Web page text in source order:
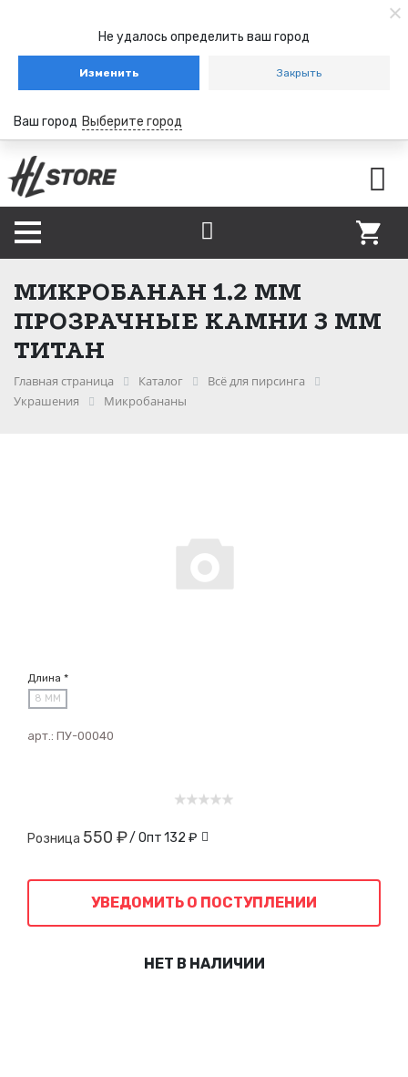
Не удалось определить ваш город
Изменить Закрыть
Ваш город Выберите город
МИКРОБАНАН 1.2 ММ
ПРОЗРАЧНЫЕ КАМНИ 3 ММ
ТИТАН
Главная страница Каталог
Всё для пирсинга
Украшения
Микробананы
Длина *
8 ММ
арт.: ПУ-00040
Розница 550 ₽/ Опт132 ₽
УВЕДОМИТЬ О ПОСТУПЛЕНИИ
НЕТ В НАЛИЧИИ